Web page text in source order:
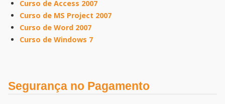
Curso de Access 2007
Curso de MS Project 2007
Curso de Word 2007
Curso de Windows 7
Segurança no Pagamento